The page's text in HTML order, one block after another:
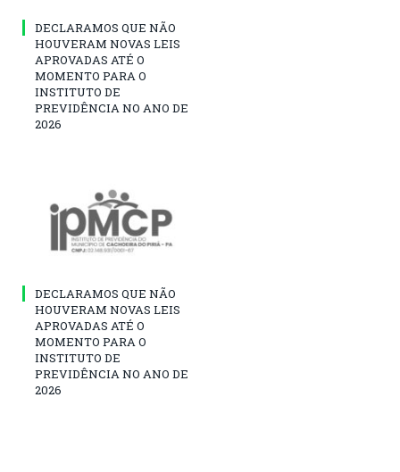
DECLARAMOS QUE NÃO
HOUVERAM NOVAS LEIS
APROVADAS ATÉ O
MOMENTO PARA O
INSTITUTO DE
PREVIDÊNCIA NO ANO DE
2026
DECLARAMOS QUE NÃO
HOUVERAM NOVAS LEIS
APROVADAS ATÉ O
MOMENTO PARA O
INSTITUTO DE
PREVIDÊNCIA NO ANO DE
2026